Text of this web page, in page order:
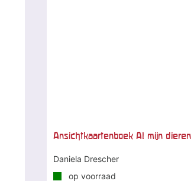
Ansichtkaartenboek Al mijn dieren
Daniela Drescher
op voorraad